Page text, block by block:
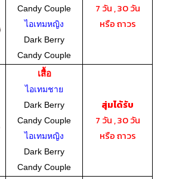
Candy Couple
ไอเทมหญิง
Dark Berry
Candy Couple
7 วัน , 30 วัน
หรือ ถาวร
เสื้อ
ไอเทมชาย
Dark Berry
Candy Couple
ไอเทมหญิง
Dark Berry
Candy Couple
สุ่มได้รับ
7 วัน , 30 วัน
หรือ ถาวร